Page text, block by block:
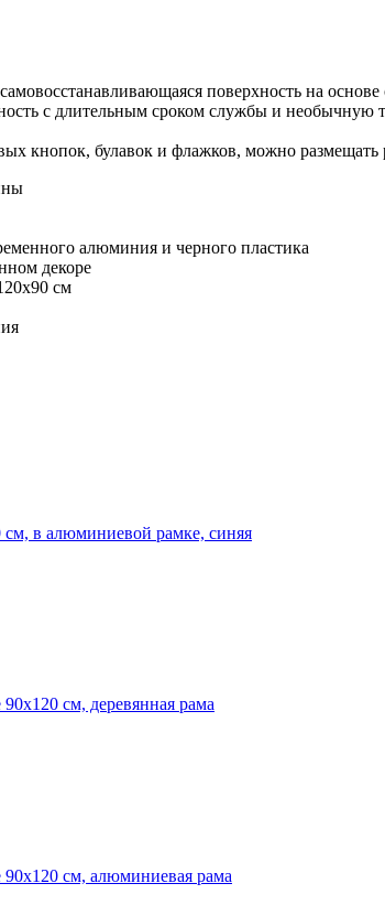
поверхность на
с длительным сроком службы и необычную
кнопок, булавок и флажков, можно
алюминия и черного пластика
декоре
см
см, в алюминиевой рамке, синяя
см, деревянная рама
см, алюминиевая рама